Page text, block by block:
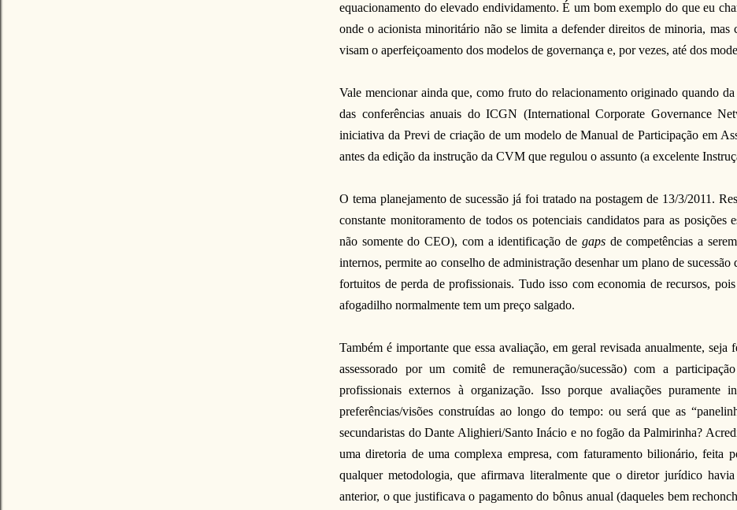
equacionamento do elevado endividamento. É um bom exemplo do que eu
onde o acionista minoritário não se limita a defender direitos de minoria, mas
visam o aperfeiçoamento dos modelos de governança e, por vezes, até dos
Vale mencionar ainda que, como fruto do relacionamento originado quando
das conferências anuais do ICGN (International Corporate Governance
iniciativa da Previ de criação de um modelo de Manual de Participação em
antes da edição da instrução da CVM que regulou o assunto (a excelente
O tema planejamento de sucessão já foi tratado na postagem de 13/3/2011.
constante monitoramento de todos os potenciais candidatos para as posições
não somente do CEO), com a identificação de gapsde competências a
internos, permite ao conselho de administração desenhar um plano de sucessão
fortuitos de perda de profissionais. Tudo isso com economia de recursos,
afogadilho normalmente tem um preço salgado.
Também é importante que essa avaliação, em geral revisada anualmente, seja
assessorado por um comitê de remuneração/sucessão) com a
profissionais externos à organização. Isso porque avaliações puramente
preferências/visões construídas ao longo do tempo: ou será que as
secundaristas do Dante Alighieri/Santo Inácio e no fogão da Palmirinha?
uma diretoria de uma complexa empresa, com faturamento bilionário, feita
qualquer metodologia, que afirmava literalmente que o diretor jurídico
anterior, o que justificava o pagamento do bônus anual (daqueles bem